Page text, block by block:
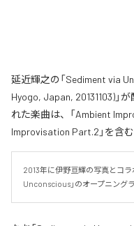
延近輝之の「Sediment via
Hyogo, Japan, 20131103)」
れた楽曲は、「Ambient
Improvisation Part.2」を含
2013年に伊野亘輝の写真とコ
Unconscious」のオープニング